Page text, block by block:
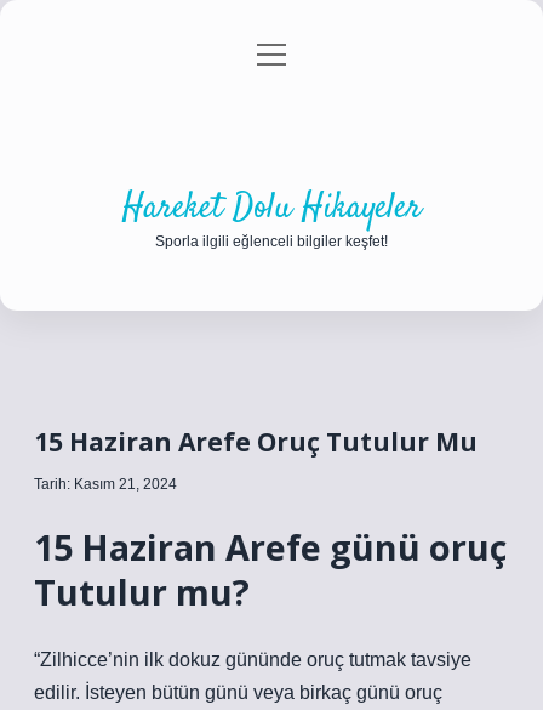
Gizlilik Politikası
menüyü
Hareket Dolu Hikayeler
Sporla ilgili eğlenceli bilgiler keşfet!
15 Haziran Arefe Oruç Tutulur Mu
Tarih: Kasım 21, 2024
15 Haziran Arefe günü oruç
Tutulur mu?
“Zilhicce’nin ilk dokuz gününde oruç tutmak tavsiye
edilir. İsteyen bütün günü veya birkaç günü oruç